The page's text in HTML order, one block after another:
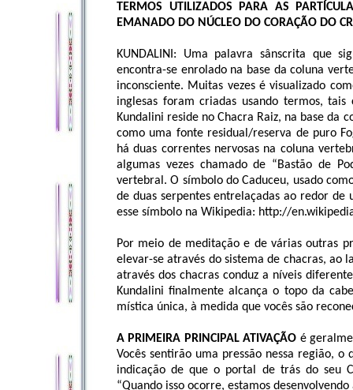
TERMOS UTILIZADOS PARA AS
EMANADO DO NÚCLEO DO CORAÇÃO DO
KUNDALINI: Uma palavra sânscrita que
encontra-se enrolado na base da coluna
inconsciente. Muitas vezes é visualizado
inglesas foram criadas usando termos,
Kundalini reside no Chacra Raiz, na base da
como uma fonte residual/reserva de puro
há duas correntes nervosas na coluna
algumas vezes chamado de “Bastão de
vertebral. O símbolo do Caduceu, usado
de duas serpentes entrelaçadas ao redor
esse símbolo na Wikipedia: http://
Por meio de meditação e de várias outras
elevar-se através do sistema de chacras, ao
através dos chacras conduz a níveis
Kundalini finalmente alcança o topo da
mística única, à medida que vocês são
A PRIMEIRA PRINCIPAL ATIVAÇÃO é
Vocês sentirão uma pressão nessa região, o
indicação de que o portal de trás do seu
“Quando isso ocorre, estamos desenvolvendo